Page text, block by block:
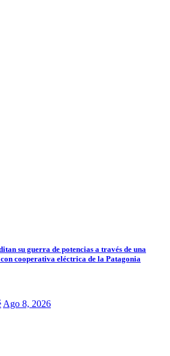
su guerra de potencias a través de una
cooperativa eléctrica de la Patagonia
Ago 8, 2026